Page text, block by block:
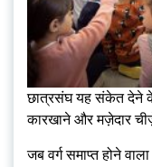
छात्रसंघ यह संकेत देने
कारखाने और मज़ेदार
जब वर्ग समाप्त होने